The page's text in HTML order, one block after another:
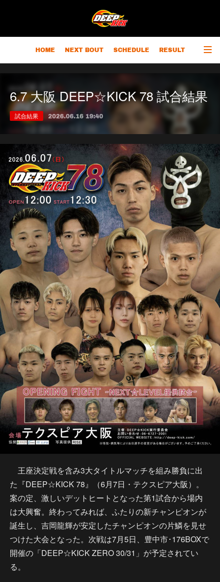
HOME NEXT BOUT SCHEDULE RESULT
CHAMPIONS
6.7 大阪 DEEP☆KICK 78 試合結果
試合結果 2026.06.16 19:40
王座決定戦を含み3大タイトルマッチを組み勝負に出
た『DEEP☆KICK 78』（6月7日・テクスピア大阪）。
案の定、激しいデットヒートとなった第1試合から場内
は大興奮。終わってみれば、ふたりの新チャンピオンが
誕生し、吉岡龍輝が安定したチャンピオンの片鱗を見せ
つけた大会となった。次戦は7月5日、豊中市･176BOXで
開催の「DEEP☆KICK ZERO 30/31」が予定されてい
る。